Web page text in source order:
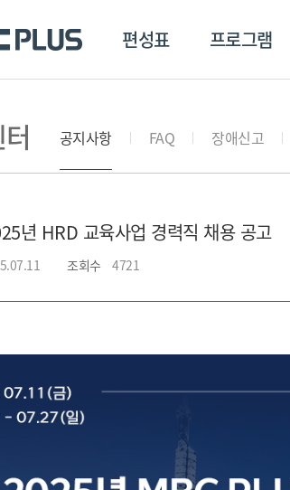
편성표 프로그램
원
넷
프로그램
방영프로그램
종영프로그램
클립영상
ALL THE K-POP
프
공지사항 FAQ 장애신고
년 HRD 교육사업 경력직 채용 공고
조회수 4721